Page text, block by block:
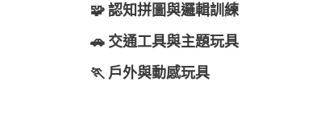
🧩 認知拼圖與邏輯訓練
🚗 交通工具與主題玩具
🏃 戶外與動感玩具